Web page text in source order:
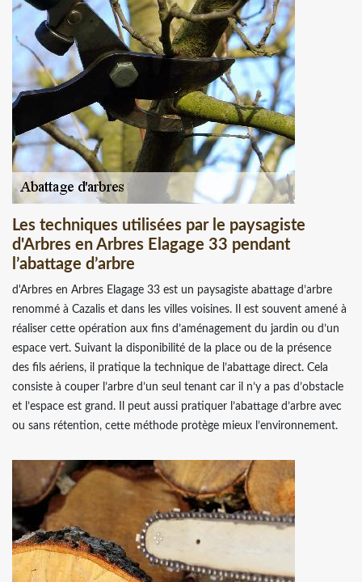
Les techniques utilisées par le paysagiste
d'Arbres en Arbres Elagage 33 pendant
l’abattage d’arbre
d'Arbres en Arbres Elagage 33 est un paysagiste abattage d’arbre
renommé à Cazalis et dans les villes voisines. Il est souvent amené à
réaliser cette opération aux fins d’aménagement du jardin ou d’un
espace vert. Suivant la disponibilité de la place ou de la présence
des fils aériens, il pratique la technique de l’abattage direct. Cela
consiste à couper l’arbre d’un seul tenant car il n’y a pas d’obstacle
et l’espace est grand. Il peut aussi pratiquer l’abattage d’arbre avec
ou sans rétention, cette méthode protège mieux l’environnement.